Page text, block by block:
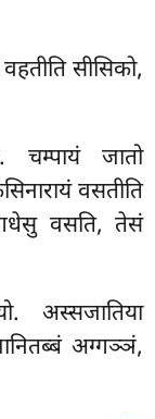
सीसिको,
चम्पायं जातो
वसतीति
वसति, तेसं
अस्सजातिया
अग्गञ्ञं,